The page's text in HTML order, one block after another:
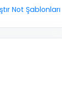
Not Şablonları